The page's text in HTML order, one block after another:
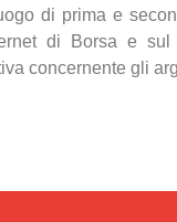
di prima e
di Borsa e sul
concernente gli